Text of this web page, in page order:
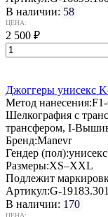
В наличии: 58
ЦЕНА:
2 500 ₽
Джоггеры унисекс
Метод нанесения:
Шелкография с
трансфером, I-
Бренд:Manevr
Гендер (пол):унисекс
Размеры:XS–XXL
Подлежит
Артикул:G-19183.301
В наличии: 170
ЦЕНА: